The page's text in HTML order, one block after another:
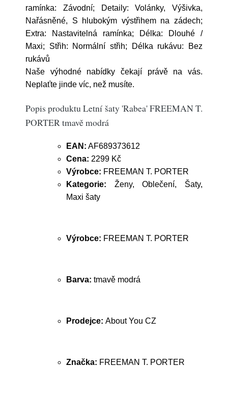
ramínka: Závodní; Detaily: Volánky, Výšivka,
Nařásněné, S hlubokým výstřihem na zádech;
Extra: Nastavitelná ramínka; Délka: Dlouhé /
Maxi; Střih: Normální střih; Délka rukávu: Bez
rukávů
Naše výhodné nabídky čekají právě na vás.
Neplaťte jinde víc, než musíte.
Popis produktu Letní šaty 'Rabea' FREEMAN T.
PORTER tmavě modrá
EAN: AF689373612
Cena: 2299 Kč
Výrobce: FREEMAN T. PORTER
Kategorie: Ženy, Oblečení, Šaty,
Maxi šaty
Výrobce: FREEMAN T. PORTER
Barva: tmavě modrá
Prodejce: About You CZ
Značka: FREEMAN T. PORTER